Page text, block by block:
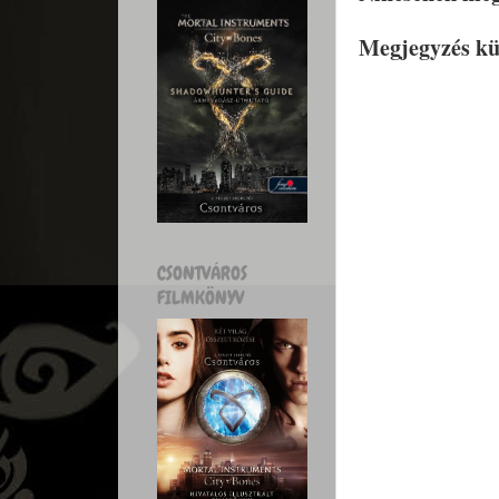
Megjegyzés
CSONTVÁROS
FILMKÖNYV